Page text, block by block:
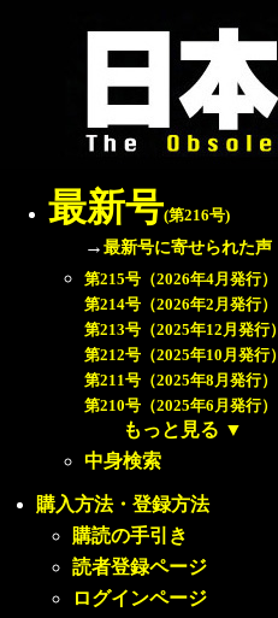
最新号(第216号)
→最新号に寄せられた声
第215号（2026年4月発行）
第214号（2026年2月発行）
第213号（2025年12月発行）
第212号（2025年10月発行）
第211号（2025年8月発行）
第210号（2025年6月発行）
もっと見る ▼
中身検索
購入方法・登録方法
購読の手引き
読者登録ページ
ログインページ